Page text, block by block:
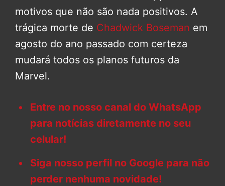
motivos que não são nada positivos. A
trágica morte de Chadwick Boseman em
agosto do ano passado com certeza
mudará todos os planos futuros da
Marvel.
Entre no nosso canal do WhatsApp
para notícias diretamente no seu
celular!
Siga nosso perfil no Google para não
perder nenhuma novidade!